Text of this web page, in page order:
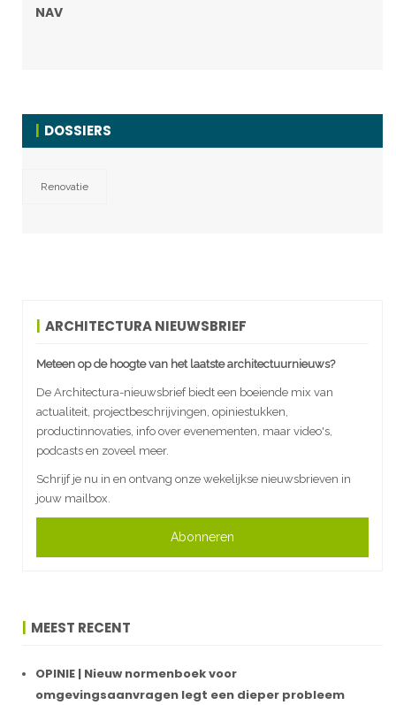
NAV
DOSSIERS
Renovatie
ARCHITECTURA NIEUWSBRIEF
Meteen op de hoogte van het laatste architectuurnieuws?
De Architectura-nieuwsbrief biedt een boeiende mix van
actualiteit, projectbeschrijvingen, opiniestukken,
productinnovaties, info over evenementen, maar video's,
podcasts en zoveel meer.
Schrijf je nu in en ontvang onze wekelijkse nieuwsbrieven in
jouw mailbox.
Abonneren
MEEST RECENT
OPINIE | Nieuw normenboek voor
omgevingsaanvragen legt een dieper probleem